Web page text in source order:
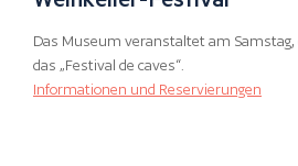
Das Museum veranstaltet am Samstag,
das „Festival de caves“.
Informationen und Reservierungen